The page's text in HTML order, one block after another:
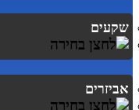
שקעים
אביזרים